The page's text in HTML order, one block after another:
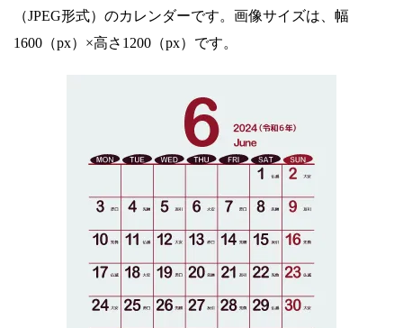
（JPEG形式）のカレンダーです。画像サイズは、幅
1600（px）×高さ1200（px）です。